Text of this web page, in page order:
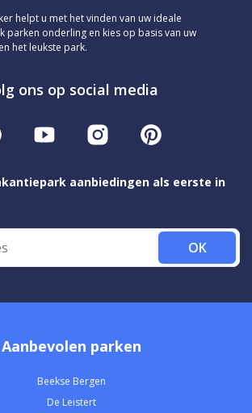
helpt u met het vinden van uw ideale
parken onderling en kies op basis van uw
het leukste park.
ons op social media
aanbiedingen als eerste in
OK
Aanbevolen parken
Beekse Bergen
De Leistert